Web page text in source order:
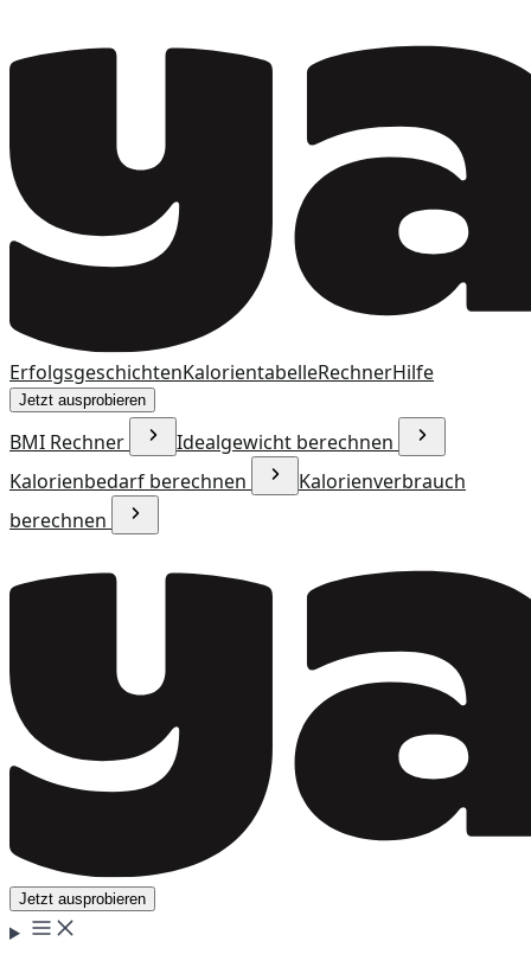
ErfolgsgeschichtenKalorientabelleRechnerHilfe
Jetzt ausprobieren
BMI Rechner
Idealgewicht berechnen
Kalorienbedarf berechnen
Kalorienverbrauch
berechnen
Jetzt ausprobieren